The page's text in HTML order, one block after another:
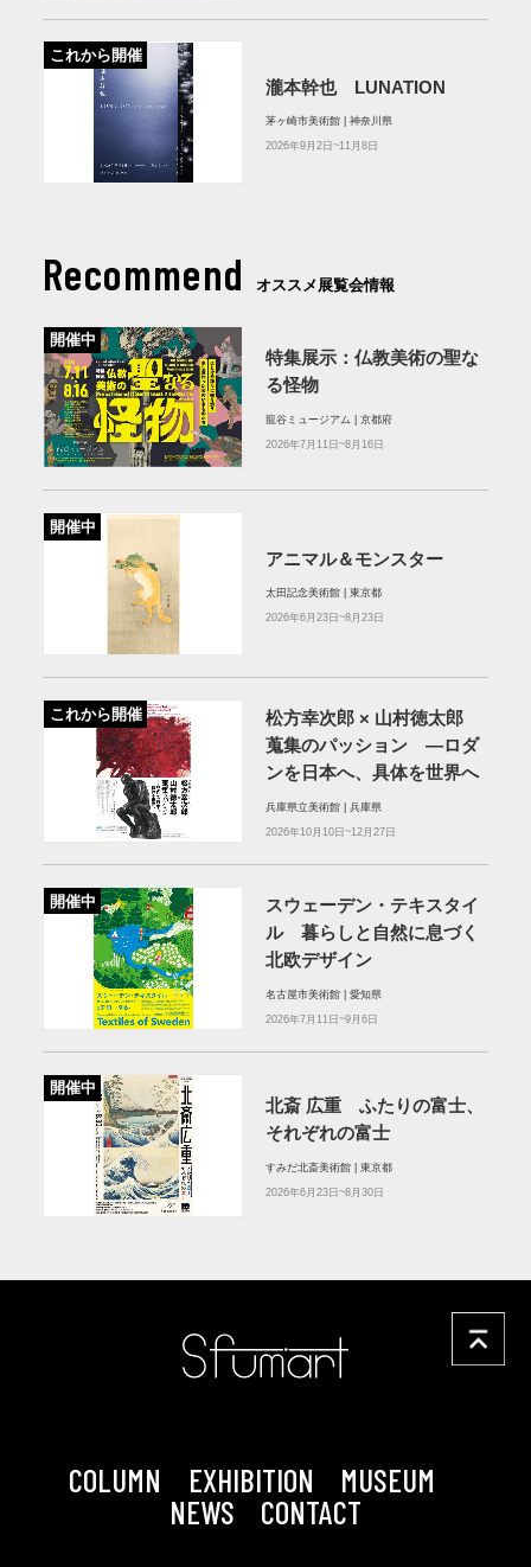
これから開催
瀧本幹也 LUNATION
茅ヶ崎市美術館 | 神奈川県
2026年9月2日~11月8日
Recommend オススメ展覧会情報
開催中
特集展示：仏教美術の聖な
る怪物
龍谷ミュージアム | 京都府
2026年7月11日~8月16日
開催中
アニマル＆モンスター
太田記念美術館 | 東京都
2026年6月23日~8月23日
これから開催
松方幸次郎 × 山村徳太郎
蒐集のパッション ―ロダ
ンを日本へ、具体を世界へ
兵庫県立美術館 | 兵庫県
2026年10月10日~12月27日
開催中
スウェーデン・テキスタイ
ル 暮らしと自然に息づく
北欧デザイン
名古屋市美術館 | 愛知県
2026年7月11日~9月6日
開催中
北斎 広重 ふたりの富士、
それぞれの富士
すみだ北斎美術館 | 東京都
2026年6月23日~8月30日
COLUMN EXHIBITION
MUSEUM
NEWS
CONTACT